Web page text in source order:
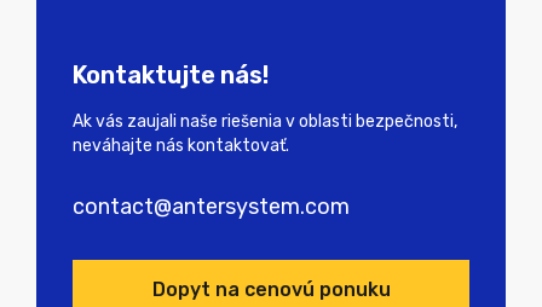
Kontaktujte nás!
Ak vás zaujali naše riešenia v oblasti bezpečnosti,
neváhajte nás kontaktovať.
contact@antersystem.com
Dopyt na cenovú ponuku